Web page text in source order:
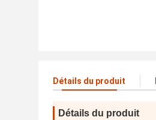
Détails du produit
Détails du produit